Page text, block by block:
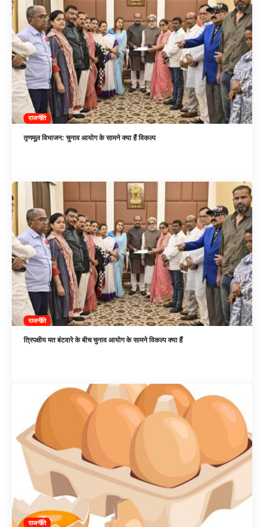
राजनीति
तृणमूल विभाजन: चुनाव आयोग के सामने क्या हैं विकल्प
राजनीति
त्रिपक्षीय मत बंटवारे के बीच चुनाव आयोग के सामने विकल्प क्या हैं
राजनीति